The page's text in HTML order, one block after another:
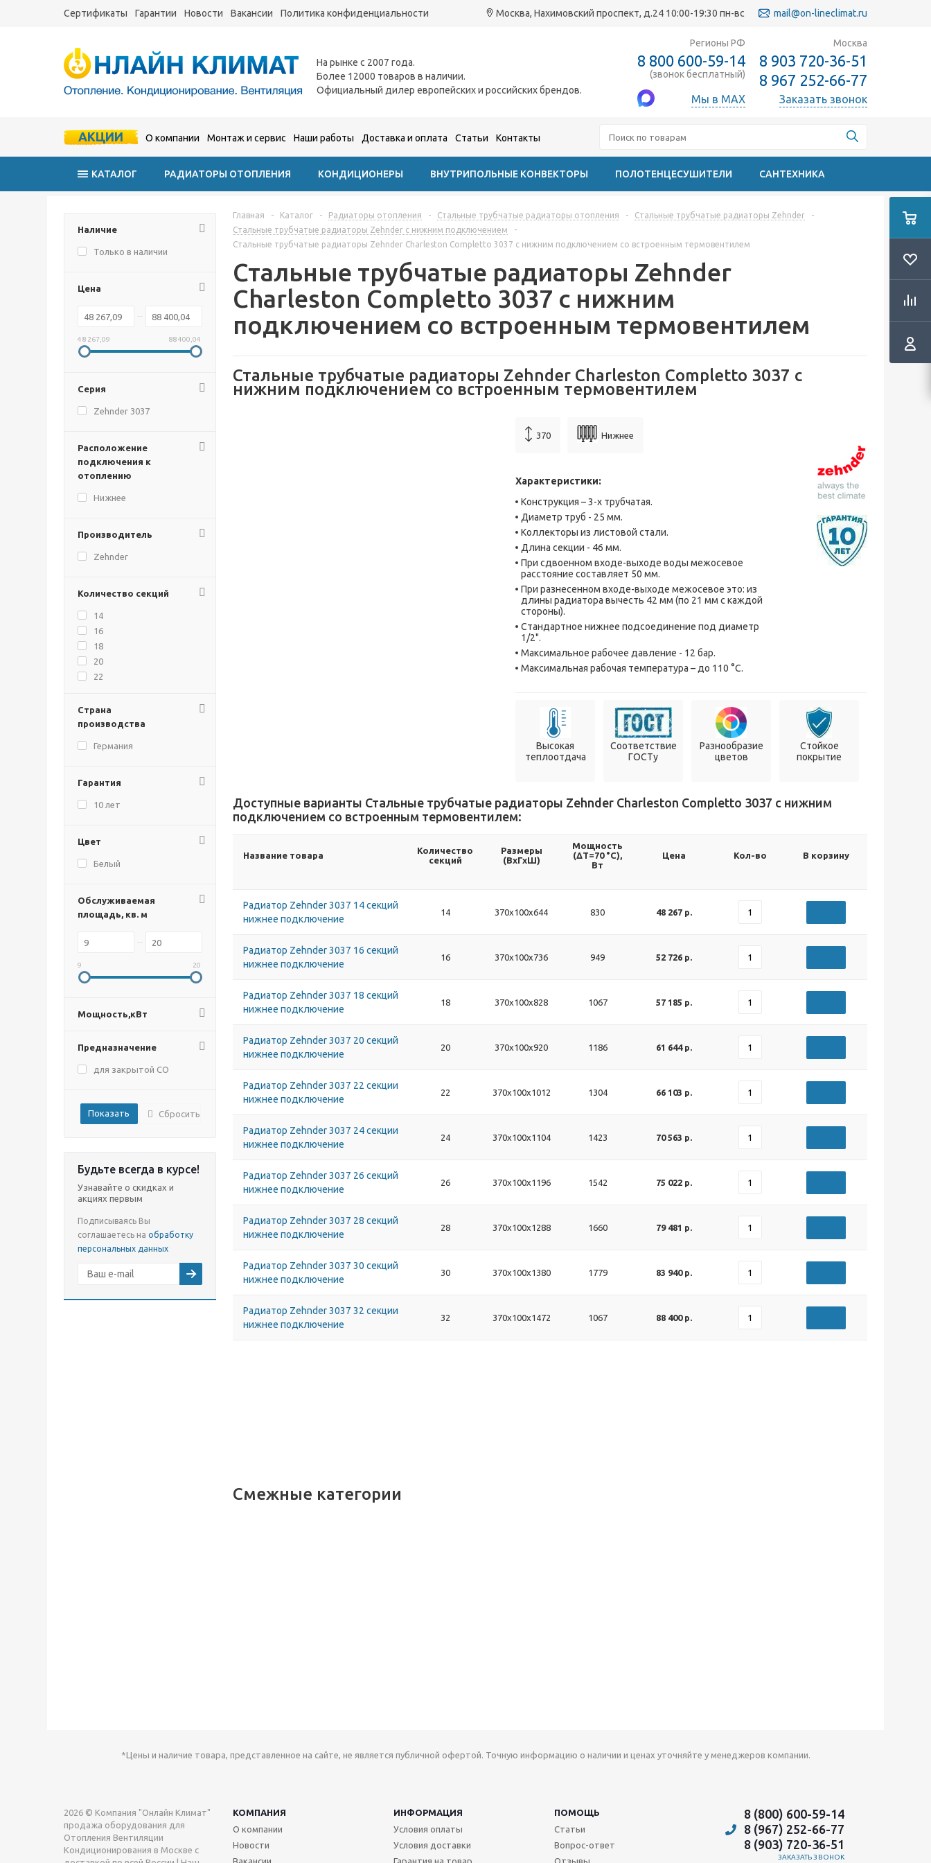
Сертификаты Гарантии Новости Вакансии Политика конфиденциальности Москва, Нахимовский проспект, д.24 10:00-19:30 пн-вс mail@on-lineclimat.ru
На рынке с 2007 года.
Более 12000 товаров в наличии.
Официальный дилер европейских и российских брендов.
Регионы РФ
8 800 600-59-14
(звонок бесплатный)
Мы в MAX
Москва
8 903 720-36-51
8 967 252-66-77
Заказать звонок
АКЦИИ О компании Монтаж и сервис Наши работы Доставка и оплата Статьи Контакты
КАТАЛОГ РАДИАТОРЫ ОТОПЛЕНИЯ КОНДИЦИОНЕРЫ ВНУТРИПОЛЬНЫЕ КОНВЕКТОРЫ ПОЛОТЕНЦЕСУШИТЕЛИ САНТЕХНИКА
Наличие
Только в наличии
Цена
48 267,09 88 400,04
Серия
Zehnder 3037
Расположение
подключения к
отоплению
Нижнее
Производитель
Zehnder
Количество секций
14
16
18
20
22
26
28
32
Страна
производства
Германия
Гарантия
10 лет
Цвет
Белый
Обслуживаемая
площадь, кв. м
9 20
Мощность,кВт
Предназначение
для закрытой СО
Сбросить
Будьте всегда в курсе!
Узнавайте о скидках и
акциях первым
Подписываясь Вы
соглашаетесь на обработку
персональных данных
Главная - Каталог - Радиаторы отопления - Стальные трубчатые радиаторы отопления - Стальные трубчатые радиаторы Zehnder
-
Стальные трубчатые радиаторы Zehnder с нижним подключением
-
Стальные трубчатые радиаторы Zehnder Charleston Completto 3037 с нижним подключением со встроенным термовентилем
Стальные трубчатые радиаторы Zehnder
Charleston Completto 3037 с нижним
подключением со встроенным термовентилем
Стальные трубчатые радиаторы Zehnder Charleston Completto 3037 с
нижним подключением со встроенным термовентилем
370 Нижнее
Характеристики:
Конструкция – 3-х трубчатая.
Диаметр труб - 25 мм.
Коллекторы из листовой стали.
Длина секции - 46 мм.
При сдвоенном входе-выходе воды межосевое
расстояние составляет 50 мм.
При разнесенном входе-выходе межосевое это: из
длины радиатора вычесть 42 мм (по 21 мм с каждой
стороны).
Стандартное нижнее подсоединение под диаметр
1/2".
Максимальное рабочее давление - 12 бар.
Максимальная рабочая температура – до 110 °С.
Высокая
теплоотдача
Соответствие
ГОСТу
Разнообразие
цветов
Стойкое
покрытие
Доступные варианты Стальные трубчатые радиаторы Zehnder Charleston Completto 3037 с нижним
подключением со встроенным термовентилем:
Название товара
Количество
секций
Размеры
(ВхГхШ)
Мощность
(ΔT=70 °C),
Вт
Цена Кол-во В корзину
Радиатор Zehnder 3037 14 секций
нижнее подключение
14 370х100х644 830 48 267 р.
Радиатор Zehnder 3037 16 секций
нижнее подключение
16 370х100х736 949 52 726 р.
Радиатор Zehnder 3037 18 секций
нижнее подключение
18 370х100х828 1067 57 185 р.
Радиатор Zehnder 3037 20 секций
нижнее подключение
20 370х100х920 1186 61 644 р.
Радиатор Zehnder 3037 22 секции
нижнее подключение
22 370х100х1012 1304 66 103 р.
Радиатор Zehnder 3037 24 секции
нижнее подключение
24 370х100х1104 1423 70 563 р.
Радиатор Zehnder 3037 26 секций
нижнее подключение
26 370х100х1196 1542 75 022 р.
Радиатор Zehnder 3037 28 секций
нижнее подключение
28 370х100х1288 1660 79 481 р.
Радиатор Zehnder 3037 30 секций
нижнее подключение
30 370х100х1380 1779 83 940 р.
Радиатор Zehnder 3037 32 секции
нижнее подключение
32 370х100х1472 1067 88 400 р.
Смежные категории
*Цены и наличие товара, представленное на сайте, не является публичной офертой. Точную информацию о наличии и ценах уточняйте у менеджеров компании.
2026 © Компания "Онлайн Климат"
продажа оборудования для
Отопления Вентиляции
Кондиционирования в Москве с
КОМПАНИЯ ИНФОРМАЦИЯ
ПОМОЩЬ
О компании
Новости
Вакансии
Условия оплаты
Условия доставки
Гарантия на товар
Статьи
Вопрос-ответ
Отзывы
8 (800) 600-59-14
8 (967) 252-66-77
8 (903) 720-36-51
ЗАКАЗАТЬ ЗВОНОК